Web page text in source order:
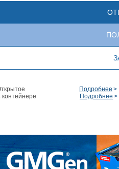
Подробнее
контейнере
Подробнее